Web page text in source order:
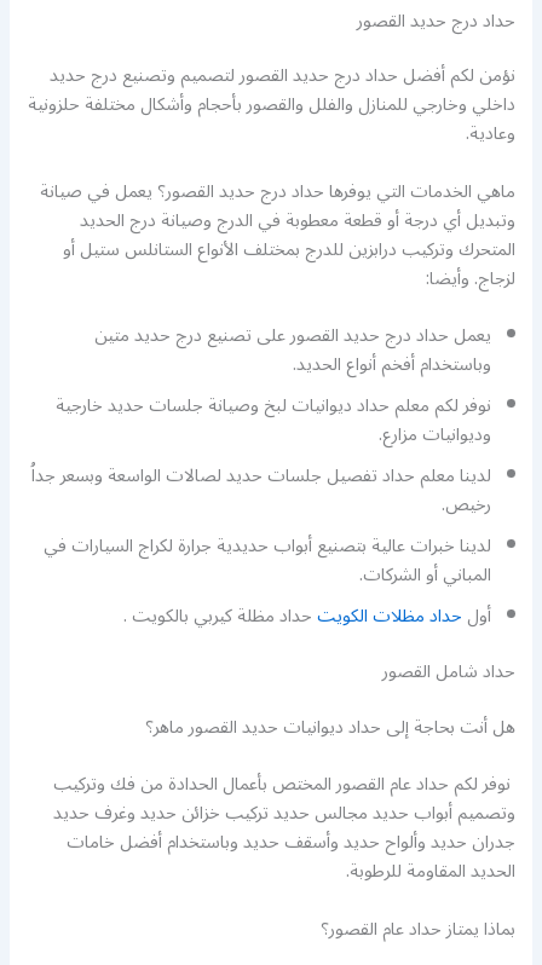
حداد درج حديد القصور
نؤمن لكم أفضل حداد درج حديد القصور لتصميم وتصنيع درج حديد
داخلي وخارجي للمنازل والفلل والقصور بأحجام وأشكال مختلفة حلزونية
وعادية.
ماهي الخدمات التي يوفرها حداد درج حديد القصور؟ يعمل في صيانة
وتبديل أي درجة أو قطعة معطوبة في الدرج وصيانة درج الحديد
المتحرك وتركيب درابزين للدرج بمختلف الأنواع الستانلس ستيل أو
لزجاج. وأيضا:
يعمل حداد درج حديد القصور على تصنيع درج حديد متين
وباستخدام أفخم أنواع الحديد.
نوفر لكم معلم حداد ديوانيات لبخ وصيانة جلسات حديد خارجية
وديوانيات مزارع.
لدينا معلم حداد تفصيل جلسات حديد لصالات الواسعة وبسعر جداُ
رخيص.
لدينا خبرات عالية بتصنيع أبواب حديدية جرارة لكراج السيارات في
المباني أو الشركات.
أولحداد مظلات الكويتحداد مظلة كيربي بالكويت .
حداد شامل القصور
هل أنت بحاجة إلى حداد ديوانيات حديد القصور ماهر؟
نوفر لكم حداد عام القصور المختص بأعمال الحدادة من فك وتركيب
وتصميم أبواب حديد مجالس حديد تركيب خزائن حديد وغرف حديد
جدران حديد وألواح حديد وأسقف حديد وباستخدام أفضل خامات
الحديد المقاومة للرطوبة.
بماذا يمتاز حداد عام القصور؟